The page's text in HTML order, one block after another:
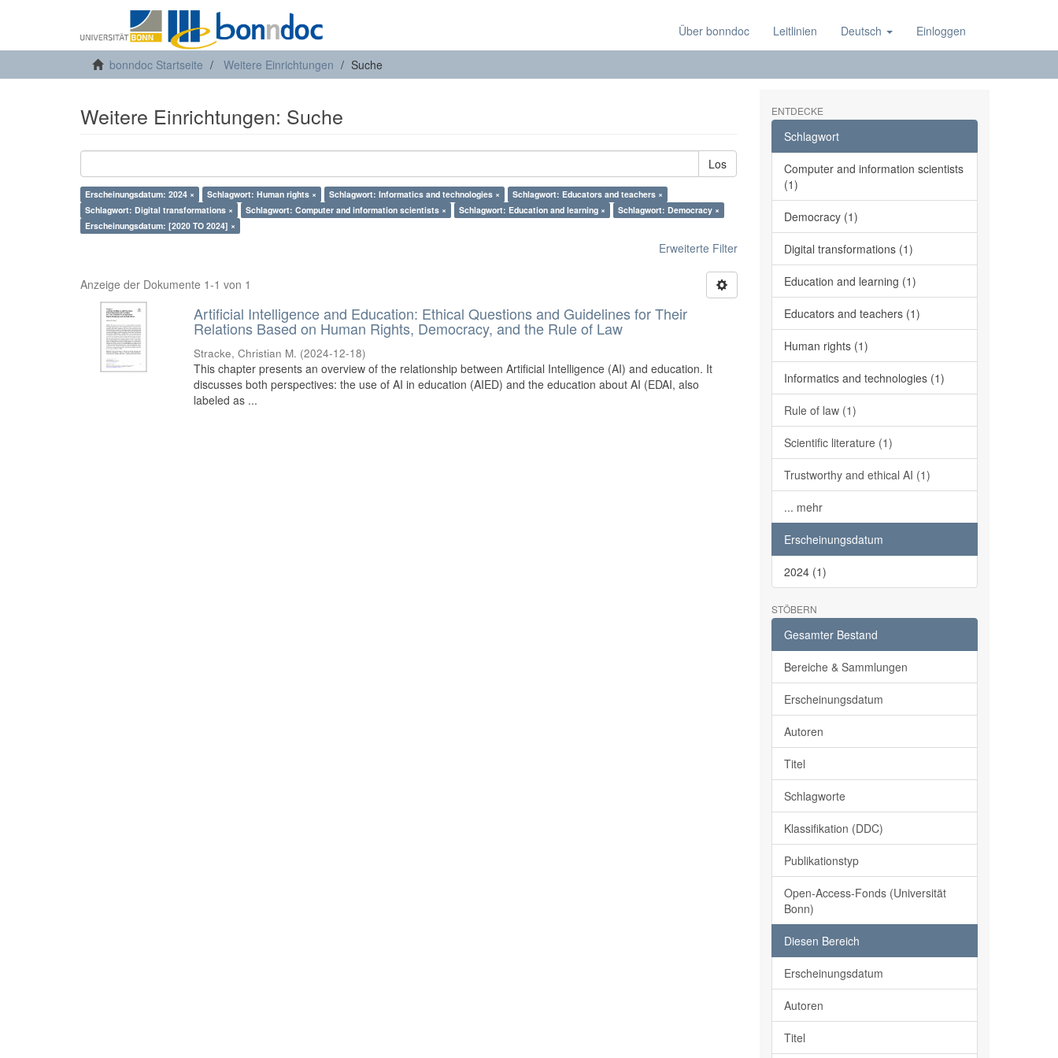
Über bonndoc Leitlinien Deutsch Einloggen
bonndoc Startseite Weitere Einrichtungen Suche
Weitere Einrichtungen: Suche
Los
Erscheinungsdatum: 2024 × Schlagwort: Human rights × Schlagwort: Informatics and technologies ×
Schlagwort: Educators and teachers ×
Schlagwort: Digital transformations ×
Schlagwort: Computer and information scientists × Schlagwort: Education and learning ×
Schlagwort: Democracy ×
Erscheinungsdatum: [2020 TO 2024] ×
Erweiterte Filter
Anzeige der Dokumente 1-1 von 1
Artificial Intelligence and Education: Ethical Questions and Guidelines for Their
Relations Based on Human Rights, Democracy, and the Rule of Law
Stracke, Christian M. (2024-12-18)
This chapter presents an overview of the relationship between Artificial Intelligence (AI) and education. It
discusses both perspectives: the use of AI in education (AIED) and the education about AI (EDAI, also
labeled as ...
ENTDECKE
Schlagwort
Computer and information scientists
(1)
Democracy (1)
Digital transformations (1)
Education and learning (1)
Educators and teachers (1)
Human rights (1)
Informatics and technologies (1)
Rule of law (1)
Scientific literature (1)
Trustworthy and ethical AI (1)
... mehr
Erscheinungsdatum
2024 (1)
STÖBERN
Gesamter Bestand
Bereiche & Sammlungen
Erscheinungsdatum
Autoren
Titel
Schlagworte
Klassifikation (DDC)
Publikationstyp
Open-Access-Fonds (Universität
Bonn)
Diesen Bereich
Erscheinungsdatum
Autoren
Titel